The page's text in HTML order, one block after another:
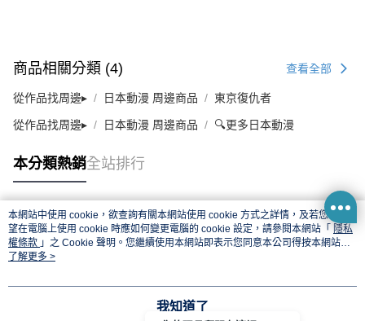
商品相關分類 (4) 查看全部
從作品找周邊▸ 日本動漫 周邊商品 東京復仇者
從作品找周邊▸ 日本動漫 周邊商品 🔍更多日本動漫
本分類熱銷全站排行
熱門標籤
本網站中使用 cookie，欲查詢有關本網站使用 cookie 方式之詳情，及若您不希
望在電腦上使用 cookie 時應如何變更電腦的 cookie 設定，請參閱本網站「 隱私
權條款 」之 Cookie 聲明。您繼續使用本網站即表示您同意本公司得按本網站使
用條款之 Cookie 聲明使用 cookie。
了解更多 >
我知道了